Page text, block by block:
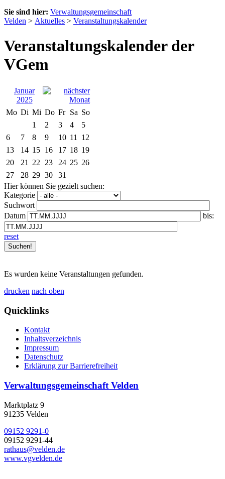
Sie sind hier: Verwaltungsgemeinschaft
Velden > Aktuelles > Veranstaltungskalender
Veranstaltungskalender der
VGem
Januar
2025
Mo Di Mi Do Fr Sa So
1
2 3 4
5
6
7 8 9 10 11
12
13
14 15 16 17 18 19
20
21 22 23 24 25 26
27
28 29 30
31
Hier können Sie gezielt suchen:
Kategorie
Suchwort
Datum
bis:
reset
Es wurden keine Veranstaltungen gefunden.
drucken nach oben
Quicklinks
Kontakt
Inhaltsverzeichnis
Impressum
Datenschutz
Erklärung zur Barrierefreiheit
Verwaltungsgemeinschaft Velden
Marktplatz 9
91235 Velden
09152 9291-0
09152 9291-44
rathaus@velden.de
www.vgvelden.de